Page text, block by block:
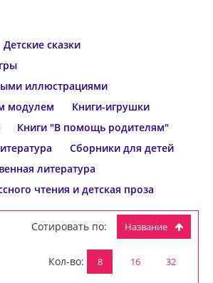
Детские сказки
иллюстрациями
модулем
Книги-игрушки
Книги "В помощь родителям"
Сборники для детей
литература
чтения и детская проза
Сотировать по: Название
Кол-во: 8 16 32